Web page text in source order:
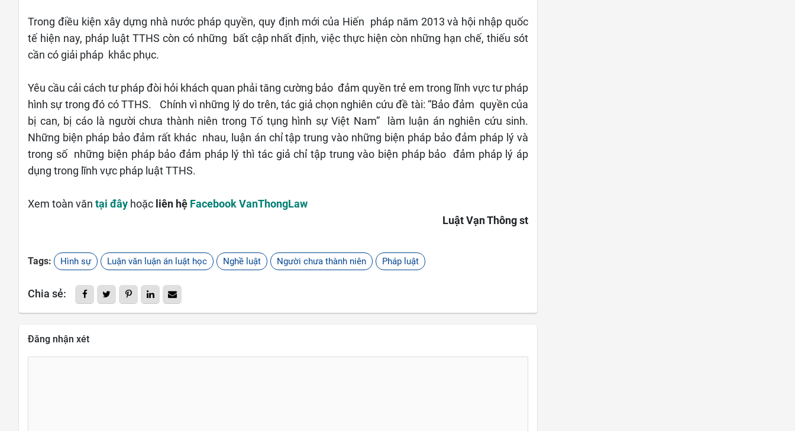
Trong điều kiện xây dựng nhà nước pháp quyền, quy định mới của Hiến pháp năm 2013 và hội nhập quốc
tế hiện nay, pháp luật TTHS còn có những bất cập nhất định, việc thực hiện còn những hạn chế, thiếu sót
cần có giải pháp khắc phục.
Yêu cầu cải cách tư pháp đòi hỏi khách quan phải tăng cường bảo đảm quyền trẻ em trong lĩnh vực tư pháp
hình sự trong đó có TTHS. Chính vì những lý do trên, tác giả chọn nghiên cứu đề tài: “Bảo đảm quyền của
bị can, bị cáo là người chưa thành niên trong Tố tụng hình sự Việt Nam” làm luận án nghiên cứu sinh.
Những biện pháp bảo đảm rất khác nhau, luận án chỉ tập trung vào những biện pháp bảo đảm pháp lý và
trong số những biện pháp bảo đảm pháp lý thì tác giả chỉ tập trung vào biện pháp bảo đảm pháp lý áp
dụng trong lĩnh vực pháp luật TTHS.
Xem toàn văn tại đây hoặc liên hệ Facebook VanThongLaw
Luật Vạn Thông st
Tags: Hình sự Luận văn luận án luật học Nghề luật Người chưa thành niên Pháp luật
Chia sẻ:
Đăng nhận xét